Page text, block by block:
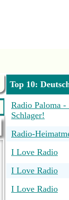
Top 10:
Radio Paloma -
Schlager!
Radio-
I Love Radio
I Love Radio
I Love Radio